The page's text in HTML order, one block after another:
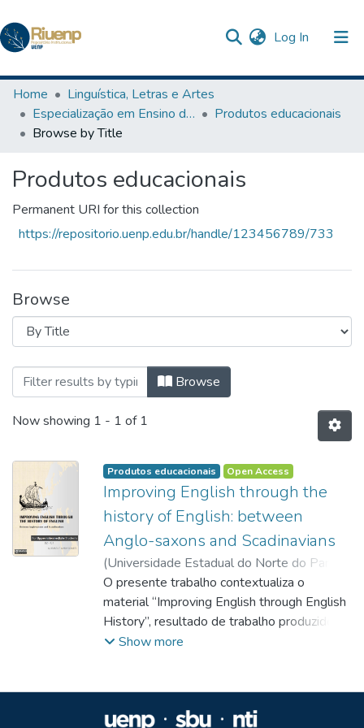
Log In (current)
Communities & Collections
Browse DSpace
Home
Linguística, Letras e Artes
Especialização em Ensino da Língua Inglesa
Produtos educacionais
Browse by Title
Produtos educacionais
Permanent URI for this collection
https://repositorio.uenp.edu.br/handle/123456789/733
Browse
Browsing Produtos educacionais by Title
Browse
Now showing 1 - 1 of 1
Produtos educacionais Open Access
Improving English through the
history of English: between
Anglo-saxons and Scadinavians
(Universidade Estadual do Norte do Paraná,
2020-02-05)Soares, Isabelle Maria
Ferreira, Priscila Aparecida Borges;
https://orcid.org/0000-0003-2742-8966
http://lattes.cnpq.br/4408107680213600
O presente trabalho contextualiza o
material “Improving English through English
History”, resultado de trabalho produzido
para a disciplina “Letramentos Digitais e
como projeto desenvolvido para este
Show more